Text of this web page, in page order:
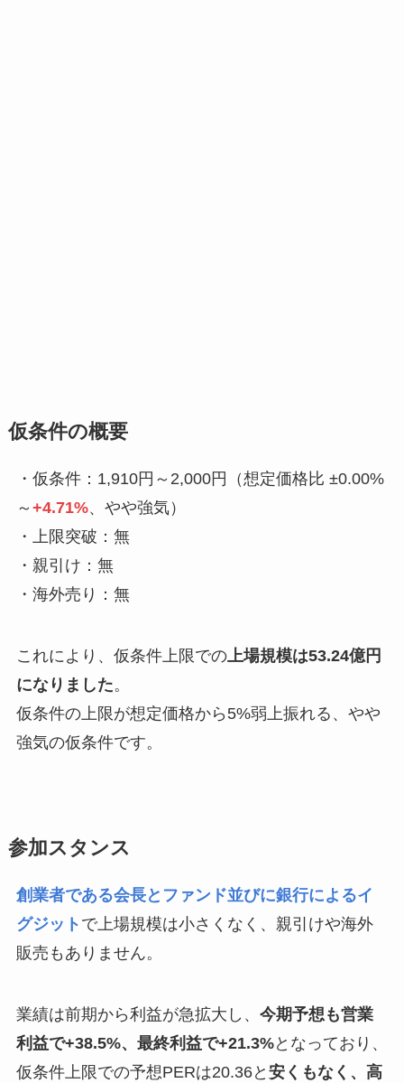
仮条件の概要
・仮条件：1,910円～2,000円（想定価格比 ±0.00%
～ +4.71%、やや強気）
・上限突破：無
・親引け：無
・海外売り：無
これにより、仮条件上限での上場規模は53.24億円
になりました。
仮条件の上限が想定価格から5%弱上振れる、やや
強気の仮条件です。
参加スタンス
創業者である会長とファンド並びに銀行によるイ
グジット で上場規模は小さくなく、親引けや海外
販売もありません。
業績は前期から利益が急拡大し、 今期予想も営業
利益で+38.5%、最終利益で+21.3%となっており、
仮条件上限での予想PERは20.36と 安くもなく、高